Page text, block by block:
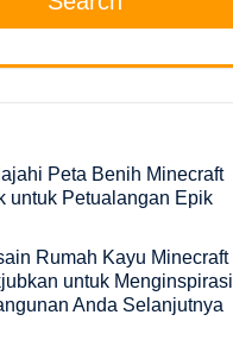
Peta Benih Minecraft
untuk Petualangan Epik
Rumah Kayu Minecraft
untuk Menginspirasi
Anda Selanjutnya